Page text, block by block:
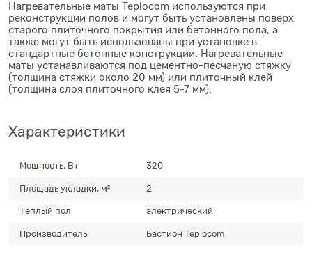
Нагревательные маты Teplocom используются при
реконструкции полов и могут быть установлены поверх
старого плиточного покрытия или бетонного пола, а
также могут быть использованы при установке в
стандартные бетонные конструкции. Нагревательные
маты устанавливаются под цементно-песчаную стяжку
(толщина стяжки около 20 мм) или плиточный клей
(толщина слоя плиточного клея 5-7 мм).
Характеристики
Мощность, Вт 320
Площадь укладки, м² 2
Теплый пол электрический
Производитель Бастион Teplocom